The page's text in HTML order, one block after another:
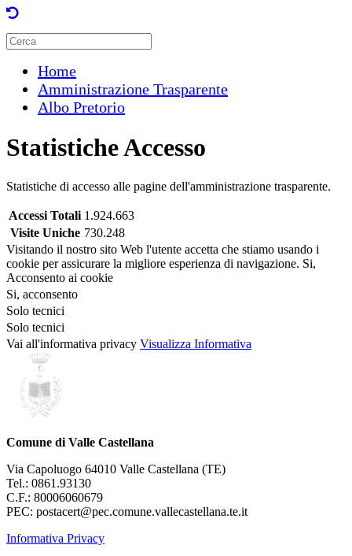
Home
Amministrazione Trasparente
Albo Pretorio
Statistiche Accesso
Statistiche di accesso alle pagine dell'amministrazione trasparente.
Accessi Totali 1.924.663
Visite Uniche 730.248
Visitando il nostro sito Web l'utente accetta che stiamo usando i
cookie per assicurare la migliore esperienza di navigazione. Si,
Acconsento ai cookie
Si, acconsento
Solo tecnici
Solo tecnici
Vai all'informativa privacy Visualizza Informativa
Comune di Valle Castellana
Via Capoluogo 64010 Valle Castellana (TE)
Tel.: 0861.93130
C.F.: 80006060679
PEC: postacert@pec.comune.vallecastellana.te.it
Informativa Privacy